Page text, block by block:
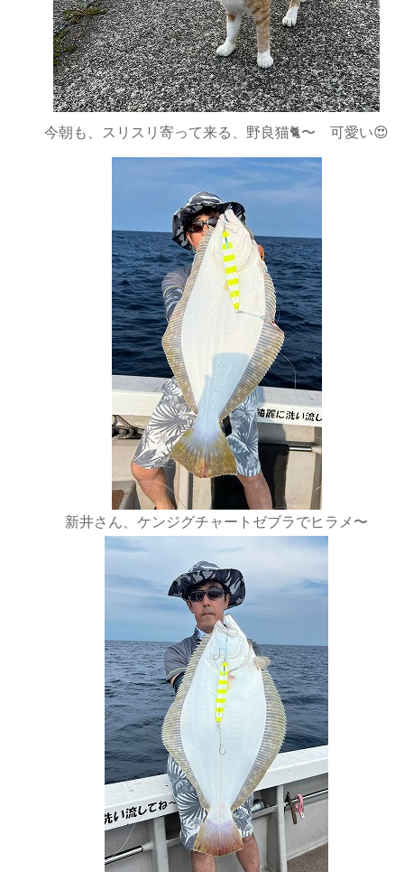
今朝も、スリスリ寄って来る、野良猫🐈〜 可愛い😍
新井さん、ケンジグチャートゼブラでヒラメ〜